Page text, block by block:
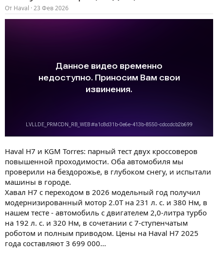
От Haval 23 Фев 2026
Haval H7 и KGM Torres: парный тест двух кроссоверов
повышенной проходимости. Оба автомобиля мы
проверили на бездорожье, в глубоком снегу, и испытали
машины в городе.
Хавал H7 с переходом в 2026 модельный год получил
модернизированный мотор 2.0Т на 231 л. с. и 380 Нм, в
нашем тесте - автомобиль с двигателем 2,0-литра турбо
на 192 л. с. и 320 Нм, в сочетании с 7-ступенчатым
роботом и полным приводом. Цены на Haval H7 2025
года составляют 3 699 000...